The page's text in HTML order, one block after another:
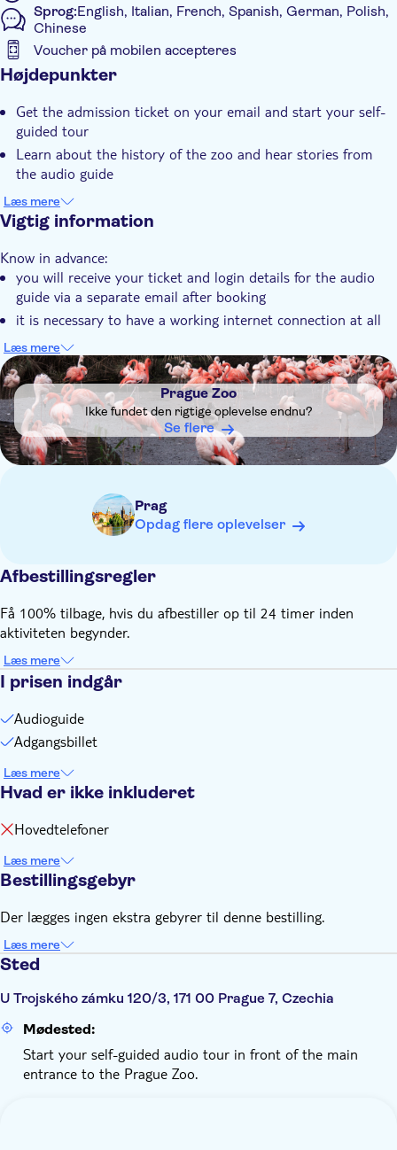
Sprog:English, Italian, French, Spanish, German, Polish,
Chinese
Voucher på mobilen accepteres
Yderligere information
Tur med Audioguide
Elektronisk billet
Med audioguide
Dyrevenlig
Højdepunkter
Get the admission ticket on your email and start your self-
guided tour
Learn about the history of the zoo and hear stories from
the audio guide
Use 2 different maps to navigate comfortably through the
complex
Læs mere
Vigtig information
Know in advance:
you will receive your ticket and login details for the audio
guide via a separate email after booking
it is necessary to have a working internet connection at all
Remember to bring:
Please bring your own headphones to listen to the audio
guide comfortably
Læs mere
DSA1Prague Zoo
Prague Zoo
Ikke fundet den rigtige oplevelse endnu?
Se flere
Prag
Opdag flere oplevelser
Afbestillingsregler
Få 100% tilbage, hvis du afbestiller op til 24 timer inden
aktiviteten begynder.
Læs mere
I prisen indgår
Audioguide
Adgangsbillet
Læs mere
Hvad er ikke inkluderet
Hovedtelefoner
Læs mere
Bestillingsgebyr
Der lægges ingen ekstra gebyrer til denne bestilling.
Læs mere
Sted
U Trojského zámku 120/3, 171 00 Prague 7, Czechia
Mødested:
Start your self-guided audio tour in front of the main
entrance to the Prague Zoo.